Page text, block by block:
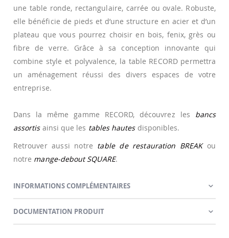
une table ronde, rectangulaire, carrée ou ovale. Robuste,
elle bénéficie de pieds et d’une structure en acier et d’un
plateau que vous pourrez choisir en bois, fenix, grès ou
fibre de verre. Grâce à sa conception innovante qui
combine style et polyvalence, la table RECORD permettra
un aménagement réussi des divers espaces de votre
entreprise.
Dans la même gamme RECORD, découvrez les bancs
assortisainsi que les tables hautesdisponibles.
Retrouver aussi notre table de restauration BREAKou
notre mange-debout SQUARE.
INFORMATIONS COMPLÉMENTAIRES
DOCUMENTATION PRODUIT